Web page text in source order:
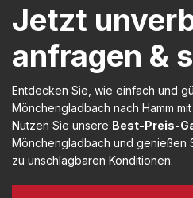
Jetzt
anfragen &
Entdecken Sie, wie einfach und
Mönchengladbach nach Hamm
Nutzen Sie unsere Best-Preis-
Mönchengladbach und genießen
zu unschlagbaren Konditionen.